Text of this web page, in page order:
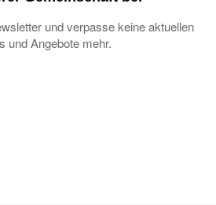
und verpasse keine aktuellen
und Angebote mehr.